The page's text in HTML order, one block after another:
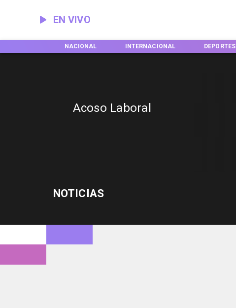
EN VIVO
NACIONAL INTERNACIONAL DEPORTES
Acoso Laboral
NOTICIAS